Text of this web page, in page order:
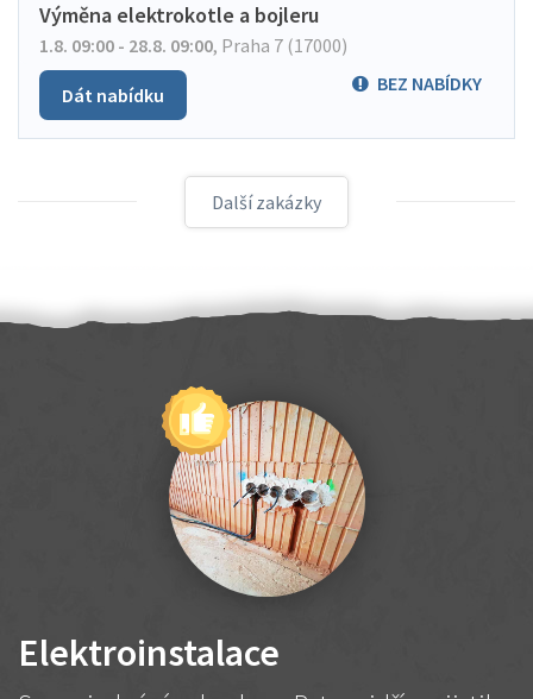
Výměna elektrokotle a bojleru
1.8. 09:00 - 28.8. 09:00, Praha 7 (17000)
BEZ NABÍDKY
Dát nabídku
Další zakázky
Elektroinstalace